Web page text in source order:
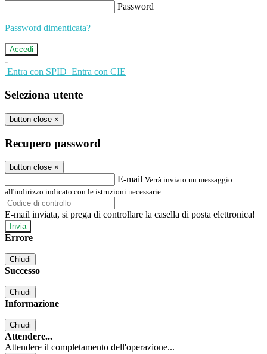
Password
Password dimenticata?
-
Entra con SPID Entra con CIE
Seleziona utente
button close ×
Recupero password
button close ×
E-mail Verrà inviato un messaggio
all'indirizzo indicato con le istruzioni necessarie.
E-mail inviata, si prega di controllare la casella di posta elettronica!
Errore
Chiudi
Successo
Chiudi
Informazione
Chiudi
Attendere...
Attendere il completamento dell'operazione...